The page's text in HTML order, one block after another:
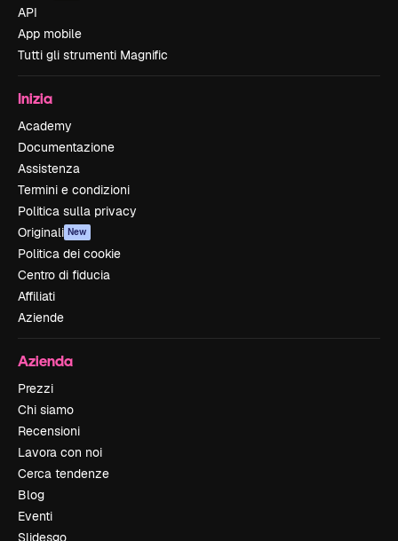
API
App mobile
Tutti gli strumenti Magnific
Inizia
Academy
Documentazione
Assistenza
Termini e condizioni
Politica sulla privacy
Originali New
Politica dei cookie
Centro di fiducia
Affiliati
Aziende
Azienda
Prezzi
Chi siamo
Recensioni
Lavora con noi
Cerca tendenze
Blog
Eventi
Slidesgo